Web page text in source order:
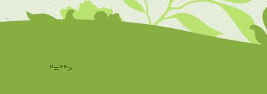
"="">